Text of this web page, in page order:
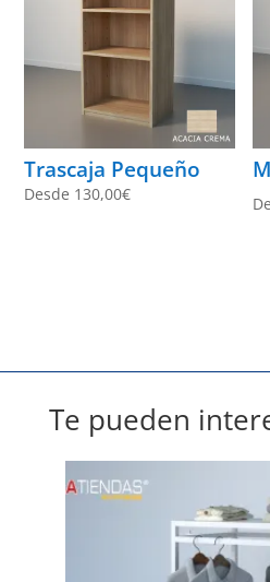
Trascaja Pequeño
Desde 130,00€
Te pueden